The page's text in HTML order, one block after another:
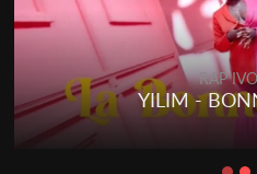
RAP
YILIM -